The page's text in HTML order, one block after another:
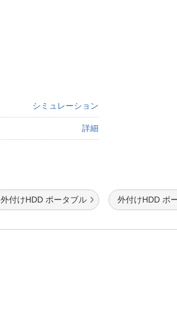
シミュレーション
詳細
外付けHDD ポータブル 外付けHDD ポ